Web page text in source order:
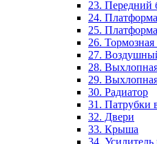
23. Передний
24.
25.
26. Тормозная
27.
28.
29.
30. Радиатор
31. Патрубки
32. Двери
33. Крыша
34. Усилитель